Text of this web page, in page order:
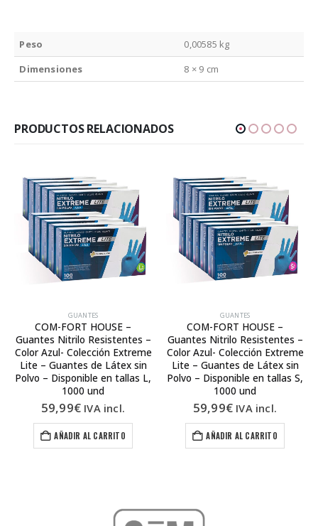
Peso
0,00585 kg
Dimensiones
8 × 9 cm
PRODUCTOS RELACIONADOS
GUANTES
COM-FORT HOUSE –
Guantes Nitrilo Resistentes –
Color Azul- Colección Extreme
Lite – Guantes de Látex sin
Polvo – Disponible en tallas L,
1000 und
59,99€ IVA incl.
AÑADIR AL CARRITO
GUANTES
COM-FORT HOUSE –
Guantes Nitrilo Resistentes –
Color Azul- Colección Extreme
Lite – Guantes de Látex sin
Polvo – Disponible en tallas S,
1000 und
59,99€ IVA incl.
AÑADIR AL CARRITO